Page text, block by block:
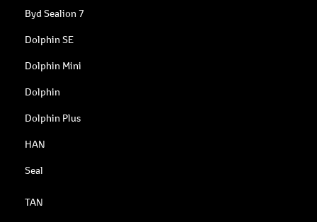
Byd Sealion 7
Dolphin SE
Dolphin Mini
Dolphin
Dolphin Plus
HAN
Seal
TAN